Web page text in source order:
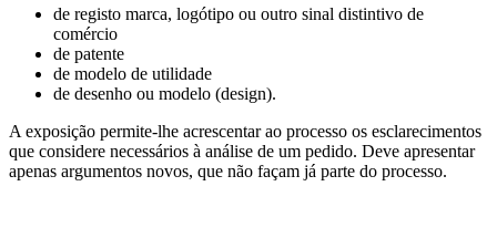
de registo marca, logótipo ou outro sinal distintivo de
comércio
de patente
de modelo de utilidade
de desenho ou modelo (design).
A exposição permite-lhe acrescentar ao processo os esclarecimentos
que considere necessários à análise de um pedido. Deve apresentar
apenas argumentos novos, que não façam já parte do processo.